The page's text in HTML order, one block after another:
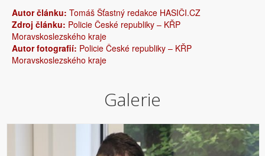
Autor článku: Tomáš Šťastný redakce HASIČI.CZ
Zdroj článku: Policie České republiky – KŘP
Moravskoslezského kraje
Autor fotografií: Policie České republiky – KŘP
Moravskoslezského kraje
Galerie